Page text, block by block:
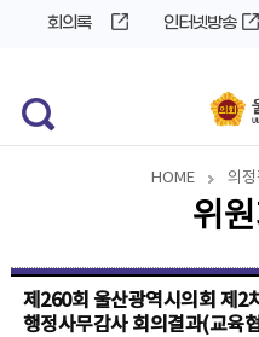
회의록 인터넷방송
HOME 의
위
제260회 울산광역시의회 제2
행정사무감사 회의결과(교육